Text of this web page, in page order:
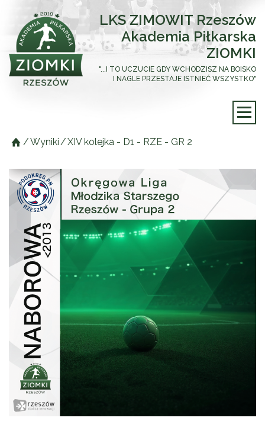
LKS ZIMOWIT Rzeszów
Akademia Piłkarska
ZIOMKI
"...I TO UCZUCIE GDY WCHODZISZ NA BOISKO
I NAGLE PRZESTAJE ISTNIEĆ WSZYSTKO"
/Wyniki /XIV kolejka - D1 - RZE - GR 2